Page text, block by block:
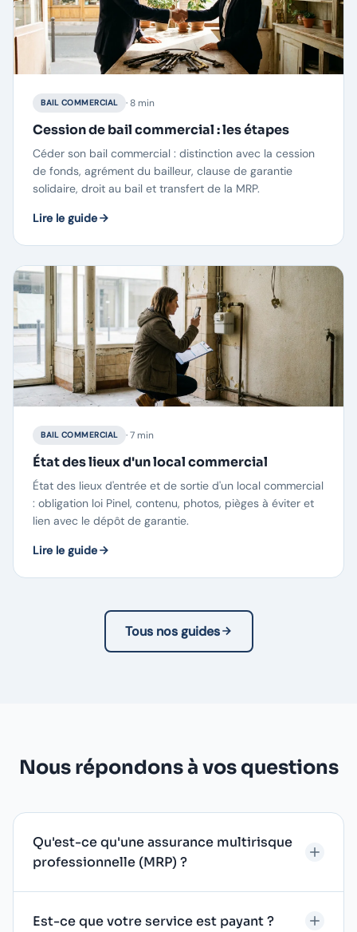
BAIL COMMERCIAL · 8 min
Cession de bail commercial : les étapes
Céder son bail commercial : distinction avec la cession
de fonds, agrément du bailleur, clause de garantie
solidaire, droit au bail et transfert de la MRP.
Lire le guide
BAIL COMMERCIAL · 7 min
État des lieux d'un local commercial
État des lieux d'entrée et de sortie d'un local commercial
: obligation loi Pinel, contenu, photos, pièges à éviter et
lien avec le dépôt de garantie.
Lire le guide
Tous nos guides
Nous répondons à vos questions
Qu'est-ce qu'une assurance multirisque
professionnelle (MRP) ?
Est-ce que votre service est payant ?